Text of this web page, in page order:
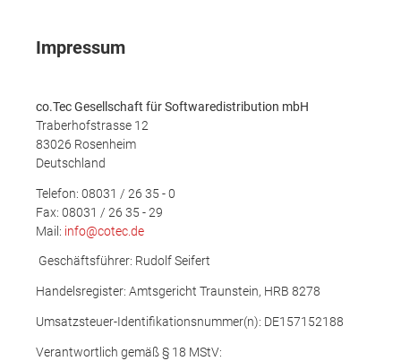
Impressum
co.Tec Gesellschaft für Softwaredistribution mbH
Traberhofstrasse 12
83026 Rosenheim
Deutschland
Telefon: 08031 / 26 35 - 0
Fax: 08031 / 26 35 - 29
Mail: info@cotec.de
Geschäftsführer: Rudolf Seifert
Handelsregister: Amtsgericht Traunstein, HRB 8278
Umsatzsteuer-Identifikationsnummer(n): DE157152188
Verantwortlich gemäß § 18 MStV: